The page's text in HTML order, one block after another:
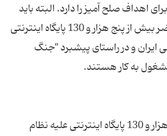
اهداف صلح آمیز را دارد. البته باید
توجه داشت که در حال حاضر بیش از پنج هزار و 130 پایگاه اینترنتی
ایران و در راستای پیشبرد "جنگ
در حال حاضر بیش از پنج هزار و 130 پایگاه اینترنتی علیه نظام